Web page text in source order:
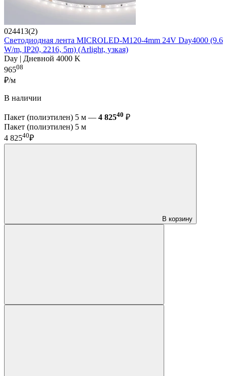
024413(2)
Светодиодная лента MICROLED-M120-4mm 24V Day4000 (9.6
W/m, IP20, 2216, 5m) (Arlight, узкая)
Day | Дневной 4000 K
96508
₽/м
В наличии
Пакет (полиэтилен) 5 м — 4 82540 ₽
Пакет (полиэтилен) 5 м
4 82540₽
В корзину